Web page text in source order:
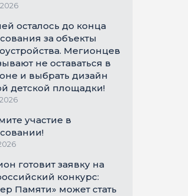
осталось до конца
за объекты
Мегионцев
не оставаться в
и выбрать дизайн
детской площадки!
участие в
готовит заявку на
конкурс:
Памяти» может стать